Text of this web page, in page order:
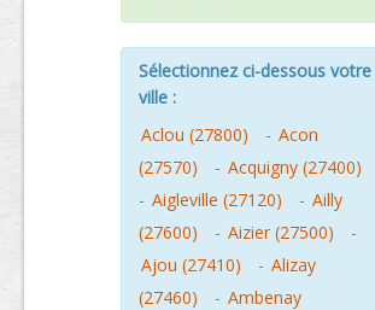
Sélectionnez ci-dessous votre
ville :
Aclou (27800)
- Acon
(27570)
- Acquigny (27400)
- Aigleville (27120) - Ailly
(27600)
- Aizier (27500)
-
Ajou (27410)
- Alizay
(27460)
- Ambenay